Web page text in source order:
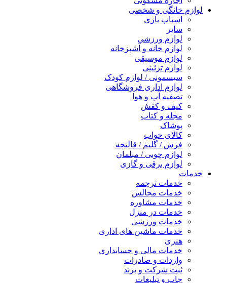
لوازم خانگی و شخصی
اسباب بازی
سایر
لوازم ورزشی
لوازم خانه و آشپزخانه
لوازم موسیقی
لوازم تزئینی
سیسمونی / لوازم کودک
لوازم اداری فروشگاهی
تصفیه آب و هوا
کیف و کفش
مجله و کتاب
پوشاک
کالای خواب
فرش / گلیم / قالیچه
لوازم چوبی / مبلمان
لوازم برقی و گازی
خدمات
خدمات ترجمه
خدمات مجالس
خدمات مشاوره
خدمات در منزل
خدمات ورزشی
خدمات ماشین های اداری
هنری
خدمات مالی و حسابداری
واردات و صادرات
ثبت شرکت و برند
چاپ و تبلیغات